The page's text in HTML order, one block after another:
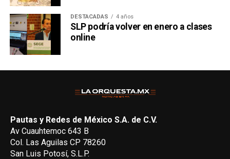
DESTACADAS 4 años
SLP podría volver en enero a clases
online
Pautas y Redes de México S.A. de C.V.
Av Cuauhtemoc 643 B
Col. Las Aguilas CP 78260
San Luis Potosí, S.L.P.